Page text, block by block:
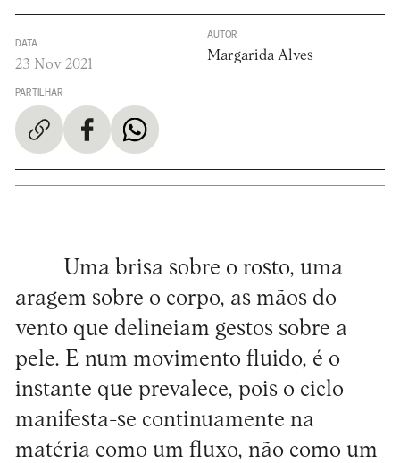
DATA
23 Nov 2021
PARTILHAR
AUTOR
Margarida Alves
Uma brisa sobre o rosto, uma
aragem sobre o corpo, as mãos do
vento que delineiam gestos sobre a
pele. E num movimento fluido, é o
instante que prevalece, pois o ciclo
manifesta-se continuamente na
matéria como um fluxo, não como um